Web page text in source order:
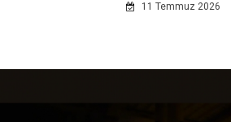
11 Temmuz 2026